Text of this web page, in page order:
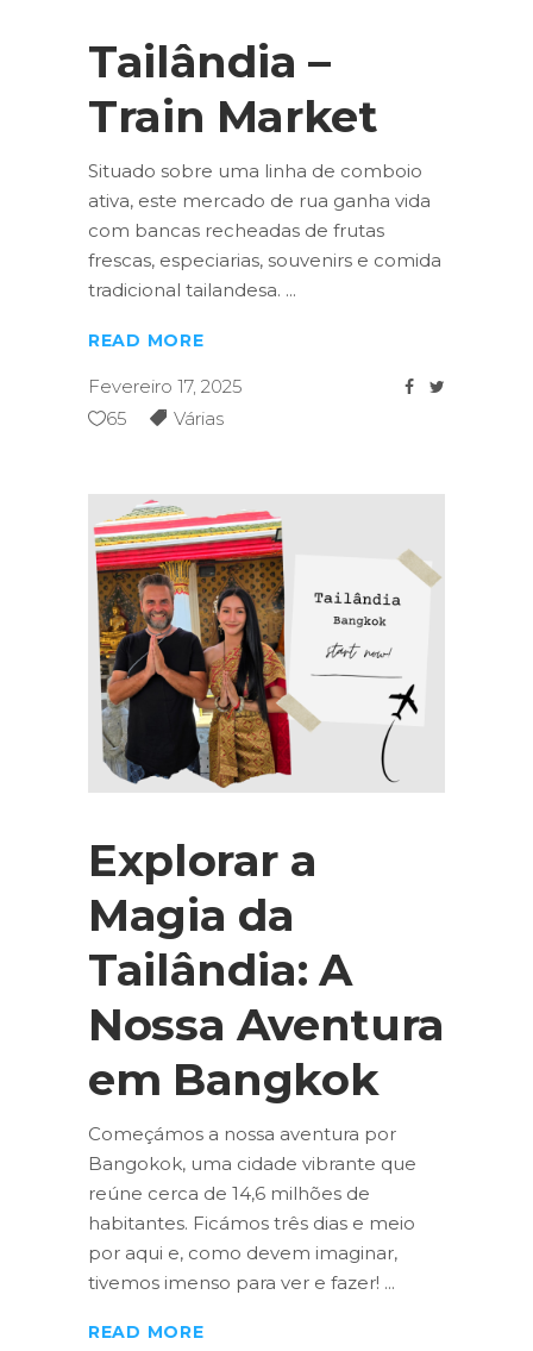
Tailândia –
Train Market
Situado sobre uma linha de comboio
ativa, este mercado de rua ganha vida
com bancas recheadas de frutas
frescas, especiarias, souvenirs e comida
tradicional tailandesa.
READ MORE
Fevereiro 17, 2025
65
Várias
Explorar a
Magia da
Tailândia: A
Nossa Aventura
em Bangkok
Começámos a nossa aventura por
Bangokok, uma cidade vibrante que
reúne cerca de 14,6 milhões de
habitantes. Ficámos três dias e meio
por aqui e, como devem imaginar,
tivemos imenso para ver e fazer!
READ MORE